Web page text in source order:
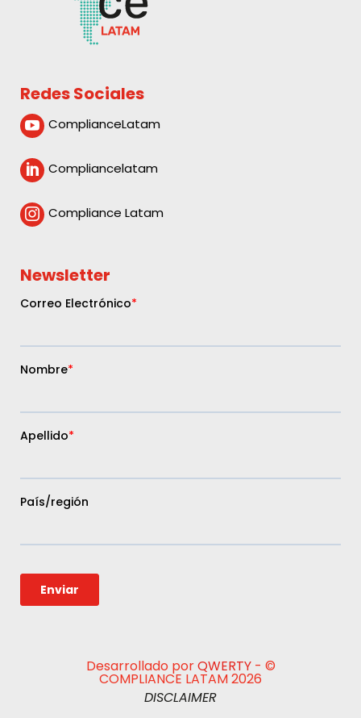
Redes Sociales
 ComplianceLatam
 Compliancelatam
 Compliance Latam
Newsletter
Desarrollado porQWERTY- ©
COMPLIANCE LATAM 2026
DISCLAIMER